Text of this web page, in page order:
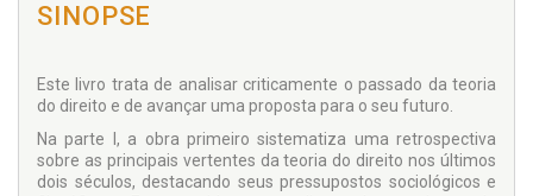
SINOPSE
Este livro trata de analisar criticamente o passado da teoria
do direito e de avançar uma proposta para o seu futuro.
Na parte I, a obra primeiro sistematiza uma retrospectiva
sobre as principais vertentes da teoria do direito nos últimos
dois séculos, destacando seus pressupostos sociológicos e